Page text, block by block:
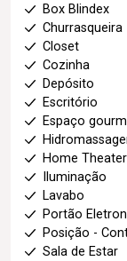
Box Blindex
Churrasqueira
Closet
Cozinha
Depósito
Escritório
Espaço
Home Theater
Iluminação
Lavabo
Portão
Posição -
Sala de Estar